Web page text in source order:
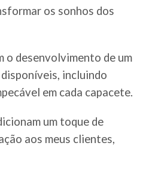
os sonhos dos
o desenvolvimento de um
incluindo
em cada capacete.
um toque de
aos meus clientes,